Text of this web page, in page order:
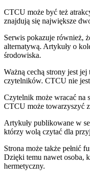
CTCU może być też
znajdują się największe
Serwis pokazuje również,
alternatywą. Artykuły o
środowiska.
Ważną cechą strony jest
czytelników. CTCU nie
Czytelnik może wracać na
CTCU może towarzyszyć
Artykuły publikowane w
którzy wolą czytać dla
Strona może także pełnić
Dzięki temu nawet osoba,
hermetyczny.